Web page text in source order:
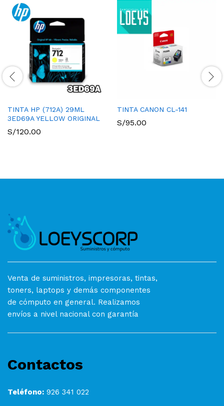
TINTA HP (712A) 29ML
3ED69A YELLOW ORIGINAL
S/120.00
TINTA CANON CL-141
S/95.00
Venta de suministros, impresoras, tintas,
toners, laptops y demás componentes
de cómputo en general. Realizamos
envíos a nivel nacional con garantía
Contactos
Teléfono: 926 341 022